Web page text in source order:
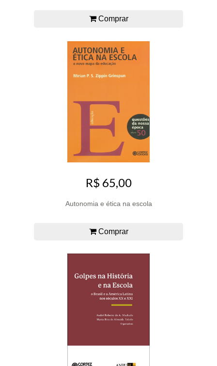
Comprar
R$ 65,00
Autonomia e ética na escola
Comprar